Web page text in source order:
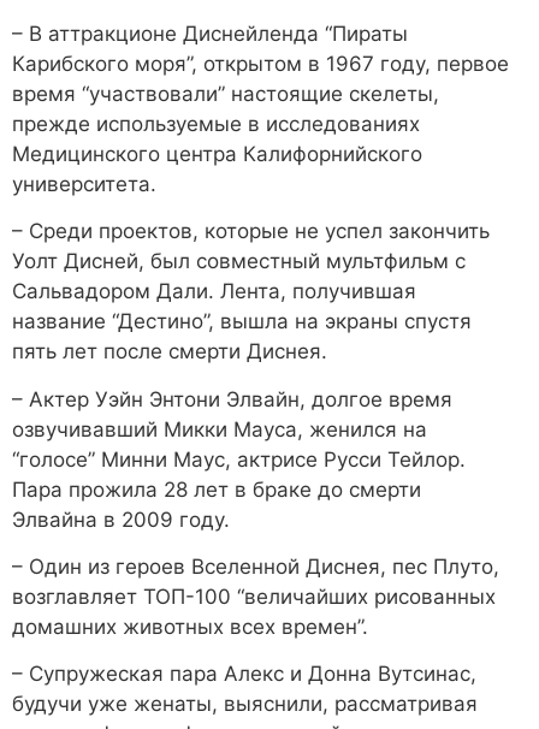
– В аттракционе Диснейленда “Пираты
Карибского моря”, открытом в 1967 году, первое
время “участвовали” настоящие скелеты,
прежде используемые в исследованиях
Медицинского центра Калифорнийского
университета.
– Среди проектов, которые не успел закончить
Уолт Дисней, был совместный мультфильм с
Сальвадором Дали. Лента, получившая
название “Дестино”, вышла на экраны спустя
пять лет после смерти Диснея.
– Актер Уэйн Энтони Элвайн, долгое время
озвучивавший Микки Мауса, женился на
“голосе” Минни Маус, актрисе Русси Тейлор.
Пара прожила 28 лет в браке до смерти
Элвайна в 2009 году.
– Один из героев Вселенной Диснея, пес Плуто,
возглавляет ТОП-100 “величайших рисованных
домашних животных всех времен”.
– Супружеская пара Алекс и Донна Вутсинас,
будучи уже женаты, выяснили, рассматривая